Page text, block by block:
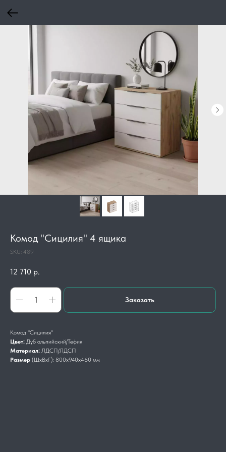
Комод "Сицилия" 4 ящика
SKU: 489
12 710 р.
Заказать
Комод "Сицилия"
Цвет: Дуб альпийский/Тефия
Материал: ЛДСП/ЛДСП
Размер (ШхВхГ): 800х940х460 мм